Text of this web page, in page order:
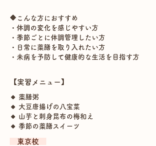
🔶こんな方におすすめ
・体調の変化を感じやすい方
・季節ごとに体調管理したい方
・日常に薬膳を取り入れたい方
・未病を予防して健康的な生活を目指す方
【実習メニュー】
🔸 薬膳粥
🔸 大豆唐揚げの八宝菜
🔸 山芋と刺身昆布の梅和え
🔸 季節の薬膳スイーツ
​ 東京校